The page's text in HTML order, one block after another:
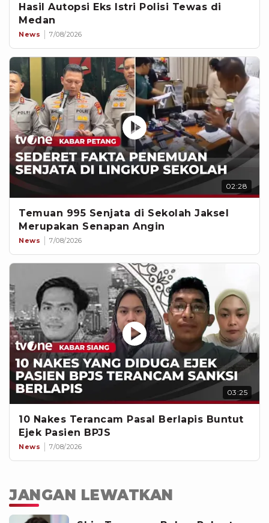
Hasil Autopsi Eks Istri Polisi Tewas di
Medan
News 7/08/2026
02:28
Temuan 995 Senjata di Sekolah Jaksel
Merupakan Senapan Angin
News 7/08/2026
03:25
10 Nakes Terancam Pasal Berlapis Buntut
Ejek Pasien BPJS
News 7/08/2026
JANGAN LEWATKAN